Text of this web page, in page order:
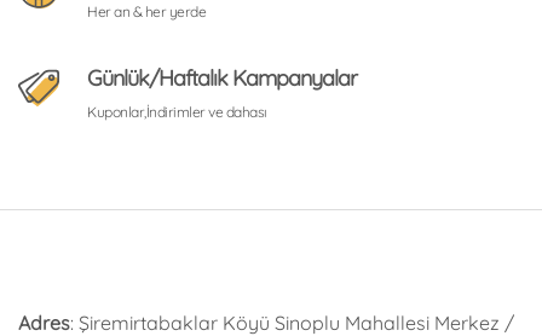
Her an & her yerde
Günlük/Haftalık Kampanyalar
Kuponlar,İndirimler ve dahası
Adres: Şiremirtabaklar Köyü Sinoplu Mahallesi Merkez /